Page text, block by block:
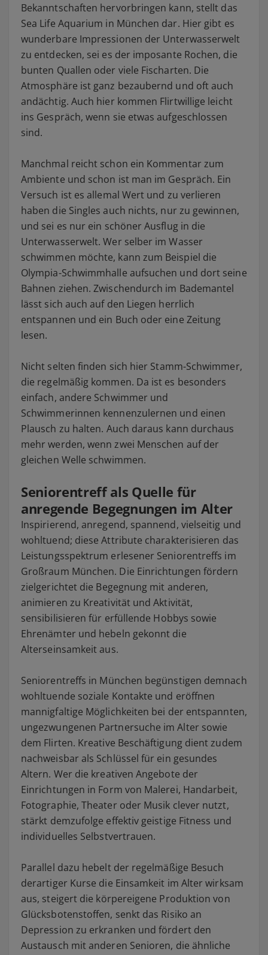
Bekanntschaften hervorbringen kann, stellt das
Sea Life Aquarium in München dar. Hier gibt es
wunderbare Impressionen der Unterwasserwelt
zu entdecken, sei es der imposante Rochen, die
bunten Quallen oder viele Fischarten. Die
Atmosphäre ist ganz bezaubernd und oft auch
andächtig. Auch hier kommen Flirtwillige leicht
ins Gespräch, wenn sie etwas aufgeschlossen
sind.
Manchmal reicht schon ein Kommentar zum
Ambiente und schon ist man im Gespräch. Ein
Versuch ist es allemal Wert und zu verlieren
haben die Singles auch nichts, nur zu gewinnen,
und sei es nur ein schöner Ausflug in die
Unterwasserwelt. Wer selber im Wasser
schwimmen möchte, kann zum Beispiel die
Olympia-Schwimmhalle aufsuchen und dort seine
Bahnen ziehen. Zwischendurch im Bademantel
lässt sich auch auf den Liegen herrlich
entspannen und ein Buch oder eine Zeitung
lesen.
Nicht selten finden sich hier Stamm-Schwimmer,
die regelmäßig kommen. Da ist es besonders
einfach, andere Schwimmer und
Schwimmerinnen kennenzulernen und einen
Plausch zu halten. Auch daraus kann durchaus
mehr werden, wenn zwei Menschen auf der
gleichen Welle schwimmen.
Seniorentreff als Quelle für
anregende Begegnungen im Alter
Inspirierend, anregend, spannend, vielseitig und
wohltuend; diese Attribute charakterisieren das
Leistungsspektrum erlesener Seniorentreffs im
Großraum München. Die Einrichtungen fördern
zielgerichtet die Begegnung mit anderen,
animieren zu Kreativität und Aktivität,
sensibilisieren für erfüllende Hobbys sowie
Ehrenämter und hebeln gekonnt die
Alterseinsamkeit aus.
Seniorentreffs in München begünstigen demnach
wohltuende soziale Kontakte und eröffnen
mannigfaltige Möglichkeiten bei der entspannten,
ungezwungenen Partnersuche im Alter sowie
dem Flirten. Kreative Beschäftigung dient zudem
nachweisbar als Schlüssel für ein gesundes
Altern. Wer die kreativen Angebote der
Einrichtungen in Form von Malerei, Handarbeit,
Fotographie, Theater oder Musik clever nutzt,
stärkt demzufolge effektiv geistige Fitness und
individuelles Selbstvertrauen.
Parallel dazu hebelt der regelmäßige Besuch
derartiger Kurse die Einsamkeit im Alter wirksam
aus, steigert die körpereigene Produktion von
Glücksbotenstoffen, senkt das Risiko an
Depression zu erkranken und fördert den
Austausch mit anderen Senioren, die ähnliche